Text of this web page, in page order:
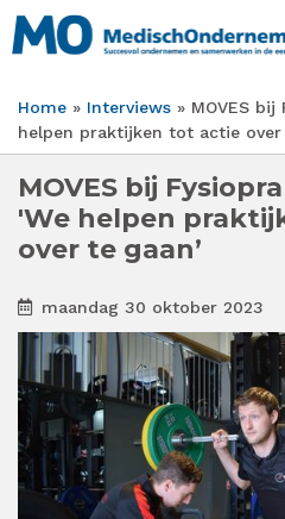
Overslaan
en
inhoud
gaan
Kruimelpad
Home Interviews
MOVES
helpen praktijken tot actie over
MOVES bij
'We helpen
over te gaan’
maandag 30 oktober 2023